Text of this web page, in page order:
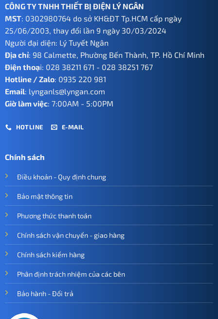
CÔNG TY TNHH THIẾT BỊ ĐIỆN LÝ NGÂN
MST: 0302980764 do sở KH&ĐT Tp.HCM cấp ngày
25/06/2003, thay đổi lần 9 ngày 30/03/2024
Người đại diện: Lý Tuyết Ngân
Địa chỉ: 98 Calmette, Phường Bến Thành, TP. Hồ Chí Minh
Điện thoại: 028 38211 671 - 028 38251 767
Hotline / Zalo: 0935 220 981
Email: lynganls@lyngan.com
Giờ làm việc: 7:00AM - 5:00PM
HOTLINE E-MAIL
Chính sách
Điều khoản - Quy định chung
Bảo mật thông tin
Phương thức thanh toán
Chính sách vận chuyển - giao hàng
Chính sách kiểm hàng
Phân định trách nhiệm của các bên
Bảo hành - Đổi trả